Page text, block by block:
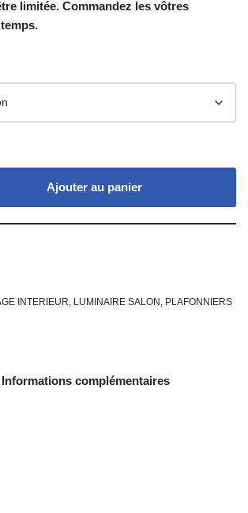
limitée. Commandez les vôtres
Ajouter au panier
INTERIEUR, LUMINAIRE SALON , PLAFONNIERS
Informations complémentaires